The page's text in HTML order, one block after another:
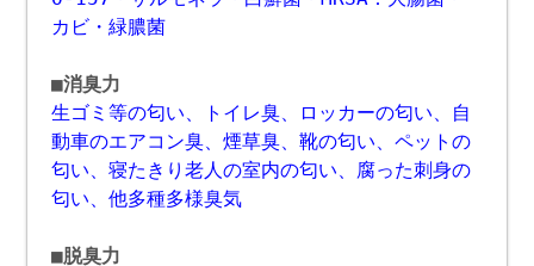
カビ・緑膿菌
■消臭力
生ゴミ等の匂い、トイレ臭、ロッカーの匂い、自
動車のエアコン臭、煙草臭、靴の匂い、ペットの
匂い、寝たきり老人の室内の匂い、腐った刺身の
匂い、他多種多様臭気
■脱臭力